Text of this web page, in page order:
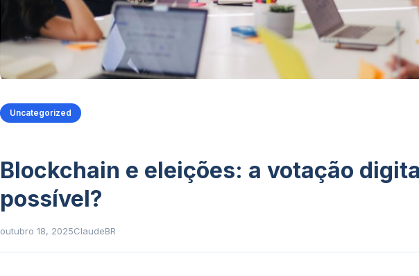
Uncategorized
Blockchain e eleições: a votação
possível?
outubro 18, 2025ClaudeBR